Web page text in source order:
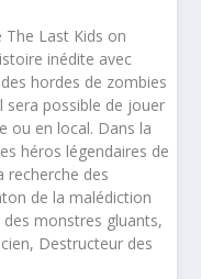
The Last Kids on
inédite avec
hordes de zombies
sera possible de jouer
ou en local. Dans la
héros légendaires de
recherche des
de la malédiction
monstres gluants,
Destructeur des